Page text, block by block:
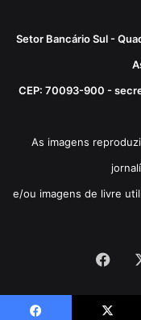
Setor Bancário Sul -
CEP: 70093-900 -
As imagens
e/ou imagens de livre